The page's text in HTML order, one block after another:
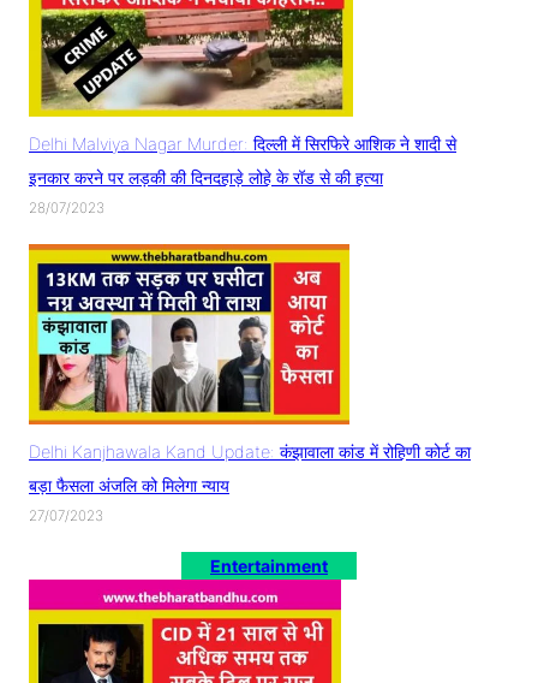
Delhi Malviya Nagar Murder: दिल्ली में सिरफिरे आशिक ने शादी से
इनकार करने पर लड़की की दिनदहाड़े लोहे के रॉड से की हत्या
28/07/2023
Delhi Kanjhawala Kand Update: कंझावाला कांड में रोहिणी कोर्ट का
बड़ा फैसला अंजलि को मिलेगा न्याय
27/07/2023
Entertainment